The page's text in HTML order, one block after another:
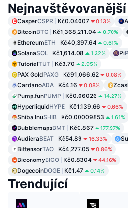
CasperCSPR Kč0.04007 0.13%
BitcoinBTC Kč1,368,211.04 0.70%
EthereumETH Kč40,397.64 0.61%
SolanaSOL Kč1,614.08 1.32% Pi
TutorialTUT Kč3.70 2.95%
PAX GoldPAXG Kč91,066.62 0.08%
CardanoADA Kč4.16 0.08%
Pump.funPUMP Kč0.06026 14.27%
HyperliquidHYPE Kč1,139.66 0.66%
Shiba InuSHIB Kč0.00009853 1.61%
BubblemapsBMT Kč0.867 177.97%
AudieraBEAT Kč54.89 16.33%
BittensorTAO Kč4,277.05 0.86%
BiconomyBICO Kč0.8304 44.16%
DogecoinDOGE Kč1.47 0.14%
Trendující